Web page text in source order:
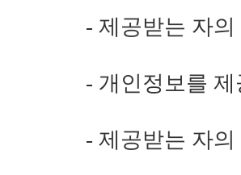
- 제공받는 자
- 개인정보를
- 제공받는 자